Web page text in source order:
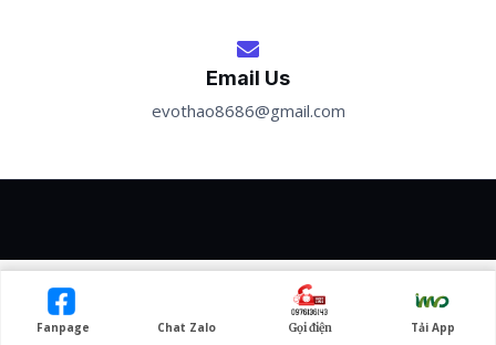
Fanpage Chat Zalo Gọi điện Tải App
Email Us
evothao8686@gmail.com
INNOAESTHETICS ©